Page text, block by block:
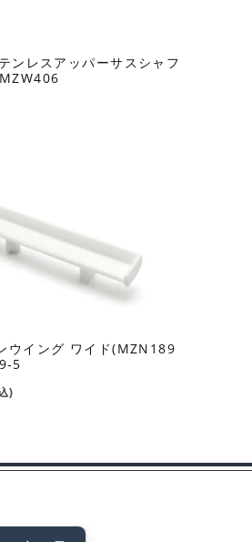
ンレスアッパーサスシャフ
イング ワイド(MZN189
5
)